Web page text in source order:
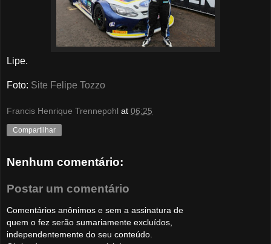
Lipe.
Foto: Site Felipe Tozzo
Francis Henrique Trennepohl at 06:25
Compartilhar
Nenhum comentário:
Postar um comentário
Comentários anônimos e sem a assinatura de
quem o fez serão sumariamente excluídos,
independentemente do seu conteúdo.